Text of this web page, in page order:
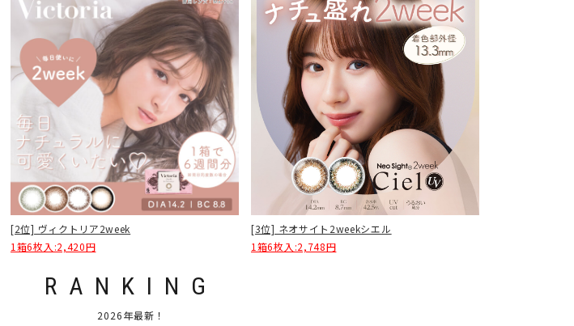
[2位] ヴィクトリア2week
1箱6枚入:2,420円
[3位] ネオサイト2weekシエル
1箱6枚入:2,748円
RANKING
2026年最新！